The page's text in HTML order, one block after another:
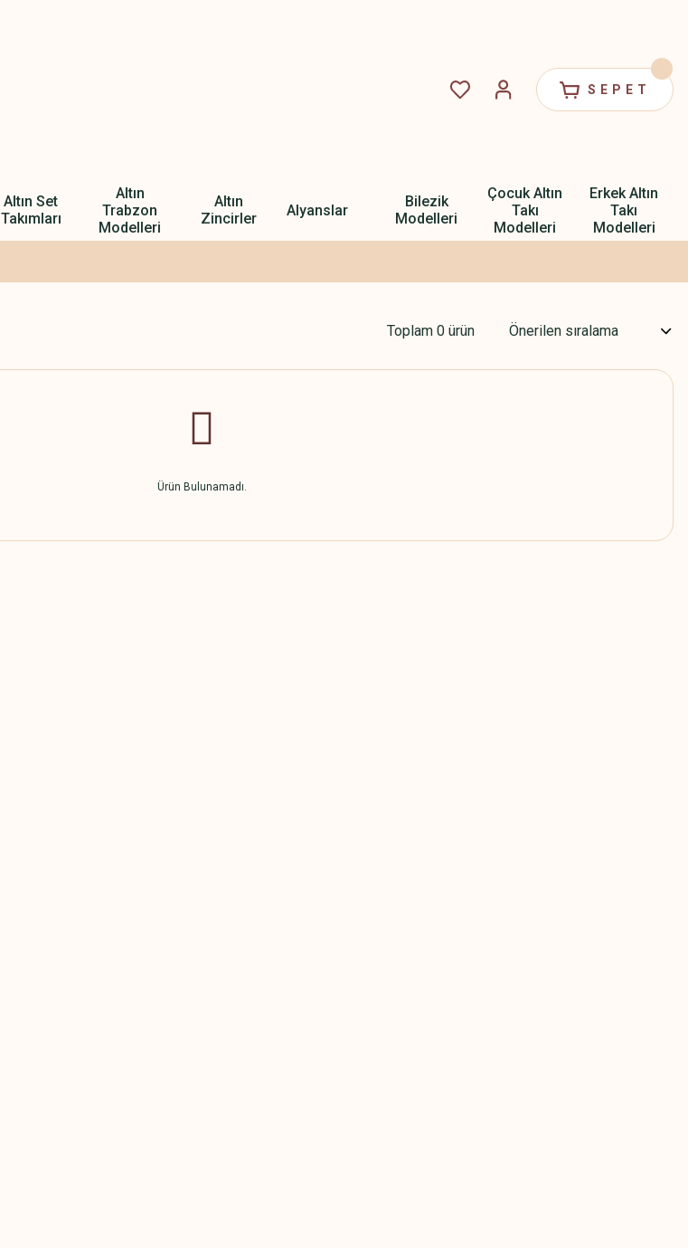
SEPET
Altın Set
Takımları
Altın
Trabzon
Modelleri
Altın
Zincirler
Alyanslar
Bilezik
Modelleri
Çocuk Altın
Takı
Modelleri
Erkek Altın
Takı
Modelleri
Toplam 0 ürün
Ürün Bulunamadı.